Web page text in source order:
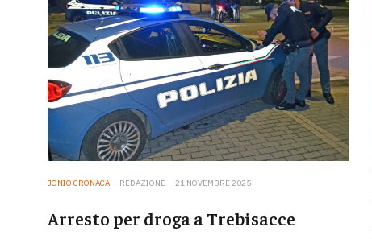
JONIO CRONACA REDAZIONE 21 NOVEMBRE 2025
Arresto per droga a Trebisacce